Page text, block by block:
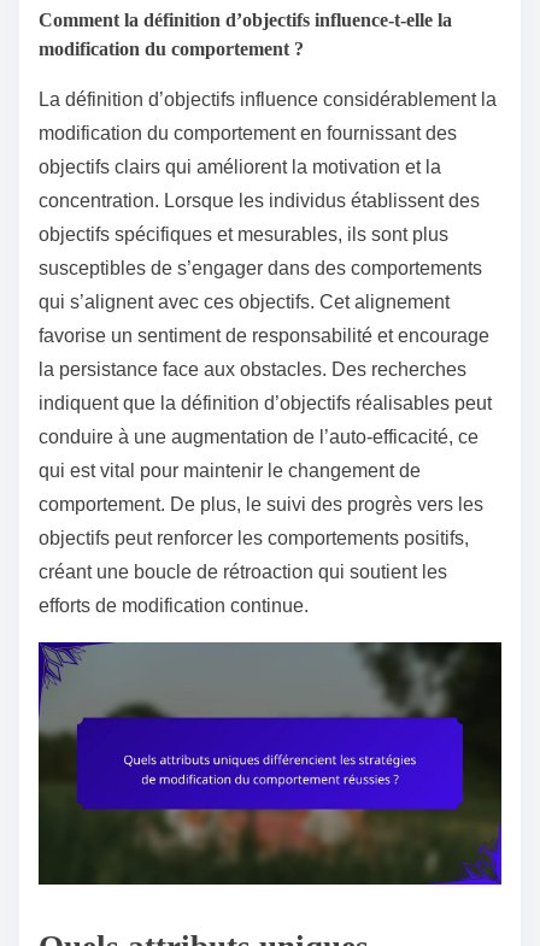
Comment la définition d’objectifs influence-t-elle la
modification du comportement ?
La définition d’objectifs influence considérablement la
modification du comportement en fournissant des
objectifs clairs qui améliorent la motivation et la
concentration. Lorsque les individus établissent des
objectifs spécifiques et mesurables, ils sont plus
susceptibles de s’engager dans des comportements
qui s’alignent avec ces objectifs. Cet alignement
favorise un sentiment de responsabilité et encourage
la persistance face aux obstacles. Des recherches
indiquent que la définition d’objectifs réalisables peut
conduire à une augmentation de l’auto-efficacité, ce
qui est vital pour maintenir le changement de
comportement. De plus, le suivi des progrès vers les
objectifs peut renforcer les comportements positifs,
créant une boucle de rétroaction qui soutient les
efforts de modification continue.